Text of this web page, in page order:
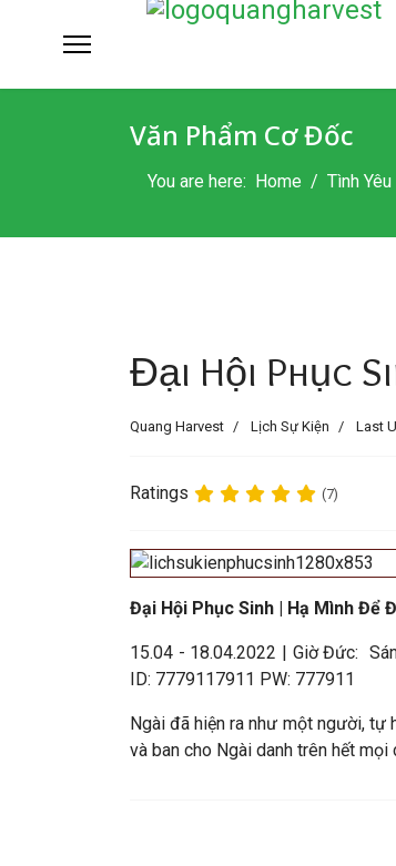
Văn Phẩm Cơ Đốc
You are here: Home Tình
Đại Hội Phục
Quang Harvest Lịch Sự Kiện Last
Ratings (7)
Đại Hội Phục Sinh | Hạ Mình Để
15.04 - 18.04.2022 | Giờ Đức:
ID: 7779117911 PW: 777911
Ngài đã hiện ra như một người, tự
và ban cho Ngài danh trên hết mọi